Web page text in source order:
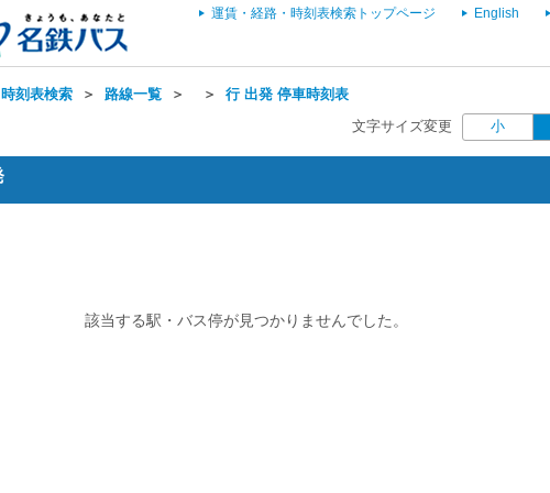
運賃・経路・時刻表検索トップページ English
刻表検索 ＞ 路線一覧 ＞ ＞ 行 出発 停車時刻表
文字サイズ変更 小
該当する駅・バス停が見つかりませんでした。